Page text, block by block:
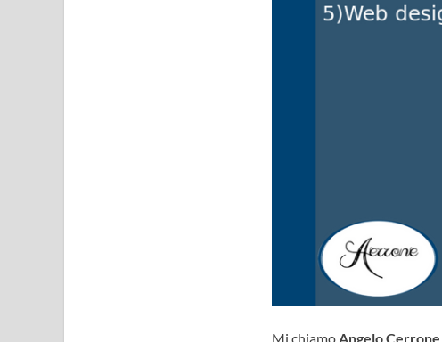
Mi chiamoAngelo Cerrone